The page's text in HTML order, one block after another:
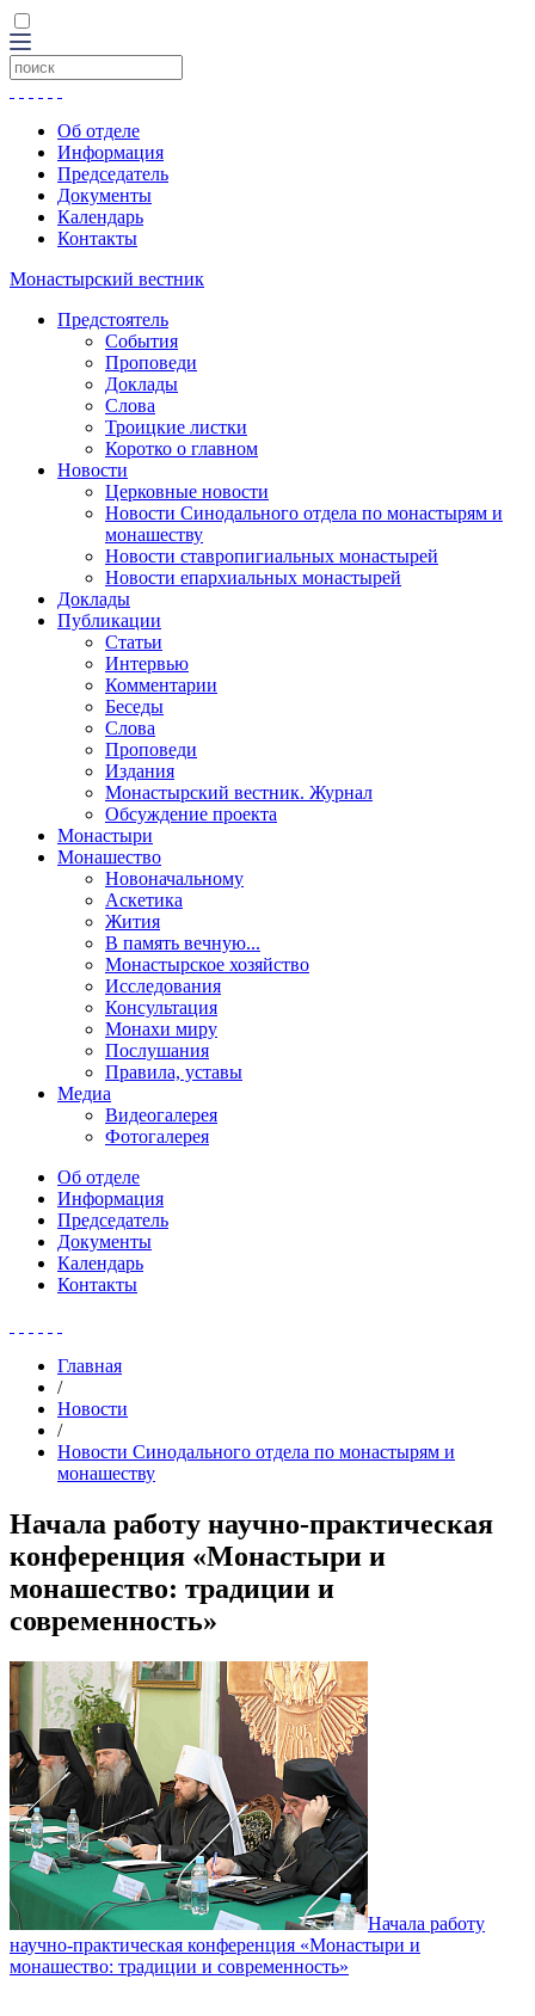
Об отделе
Информация
Председатель
Документы
Календарь
Контакты
Монастырский вестник
Предстоятель
События
Проповеди
Доклады
Слова
Троицкие листки
Коротко о главном
Новости
Церковные новости
Новости Синодального отдела по монастырям и
монашеству
Новости ставропигиальных монастырей
Новости епархиальных монастырей
Доклады
Публикации
Статьи
Интервью
Комментарии
Беседы
Слова
Проповеди
Издания
Монастырский вестник. Журнал
Обсуждение проекта
Монастыри
Монашество
Новоначальному
Аскетика
Жития
В память вечную...
Монастырское хозяйство
Исследования
Консультация
Монахи миру
Послушания
Правила, уставы
Медиа
Видеогалерея
Фотогалерея
Об отделе
Информация
Председатель
Документы
Календарь
Контакты
Главная
/
Новости
/
Новости Синодального отдела по монастырям и
монашеству
Начала работу научно-практическая
конференция «Монастыри и
монашество: традиции и
современность»
Начала работу
научно-практическая конференция «Монастыри и
монашество: традиции и современность»